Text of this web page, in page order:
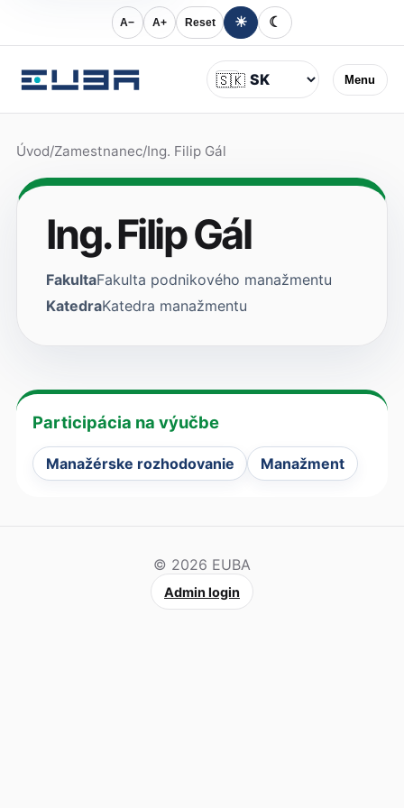
A− A+ Reset ☀ ☾
Menu
Jazyk
🇸🇰
Úvod/Zamestnanec/Ing. Filip Gál
Ing. Filip Gál
FakultaFakulta podnikového manažmentu
KatedraKatedra manažmentu
Participácia na výučbe
Manažérske rozhodovanie Manažment
© 2026 EUBA
Admin login